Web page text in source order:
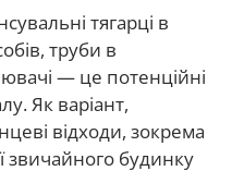
тягарці в
труби в
— це потенційні
Як варіант,
відходи, зокрема
звичайного будинку